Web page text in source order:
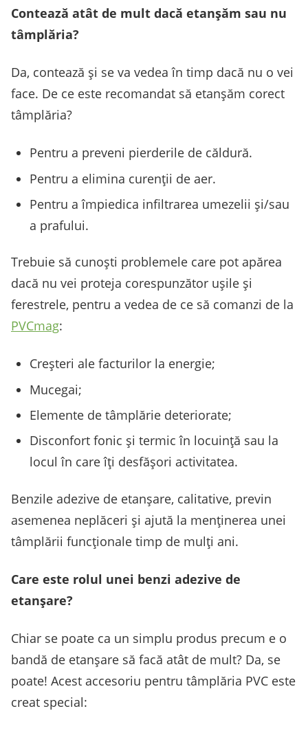
Contează atât de mult dacă etanșăm sau nu
tâmplăria?
Da, contează și se va vedea în timp dacă nu o vei
face. De ce este recomandat să etanșăm corect
tâmplăria?
Pentru a preveni pierderile de căldură.
Pentru a elimina curenții de aer.
Pentru a împiedica infiltrarea umezelii și/sau
a prafului.
Trebuie să cunoști problemele care pot apărea
dacă nu vei proteja corespunzător ușile și
ferestrele, pentru a vedea de ce să comanzi de la
PVCmag:
Creșteri ale facturilor la energie;
Mucegai;
Elemente de tâmplărie deteriorate;
Disconfort fonic și termic în locuință sau la
locul în care îți desfășori activitatea.
Benzile adezive de etanșare, calitative, previn
asemenea neplăceri și ajută la menținerea unei
tâmplării funcționale timp de mulți ani.
Care este rolul unei benzi adezive de
etanșare?
Chiar se poate ca un simplu produs precum e o
bandă de etanșare să facă atât de mult? Da, se
poate! Acest accesoriu pentru tâmplăria PVC este
creat special: